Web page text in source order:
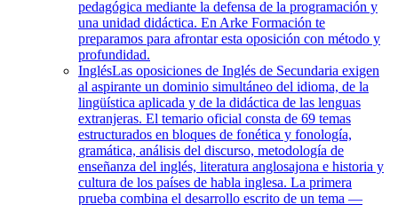
pedagógica mediante la defensa de la programación y
una unidad didáctica. En Arke Formación te
preparamos para afrontar esta oposición con método y
profundidad.
InglésLas oposiciones de Inglés de Secundaria exigen
al aspirante un dominio simultáneo del idioma, de la
lingüística aplicada y de la didáctica de las lenguas
extranjeras. El temario oficial consta de 69 temas
estructurados en bloques de fonética y fonología,
gramática, análisis del discurso, metodología de
enseñanza del inglés, literatura anglosajona e historia y
cultura de los países de habla inglesa. La primera
prueba combina el desarrollo escrito de un tema —